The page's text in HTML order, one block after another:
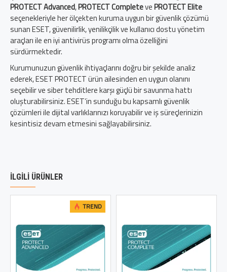
PROTECT Advanced,PROTECT CompletevePROTECT Elite
seçenekleriyle her ölçekten kuruma uygun bir güvenlik çözümü
sunan ESET, güvenilirlik, yenilikçilik ve kullanıcı dostu yönetim
araçları ile en iyi antivirüs programı olma özelliğini
sürdürmektedir.
Kurumunuzun güvenlik ihtiyaçlarını doğru bir şekilde analiz
ederek, ESET PROTECT ürün ailesinden en uygun olanını
seçebilir ve siber tehditlere karşı güçlü bir savunma hattı
oluşturabilirsiniz. ESET’in sunduğu bu kapsamlı güvenlik
çözümleri ile dijital varlıklarınızı koruyabilir ve iş süreçlerinizin
kesintisiz devam etmesini sağlayabilirsiniz.
İLGILI ÜRÜNLER
TREND